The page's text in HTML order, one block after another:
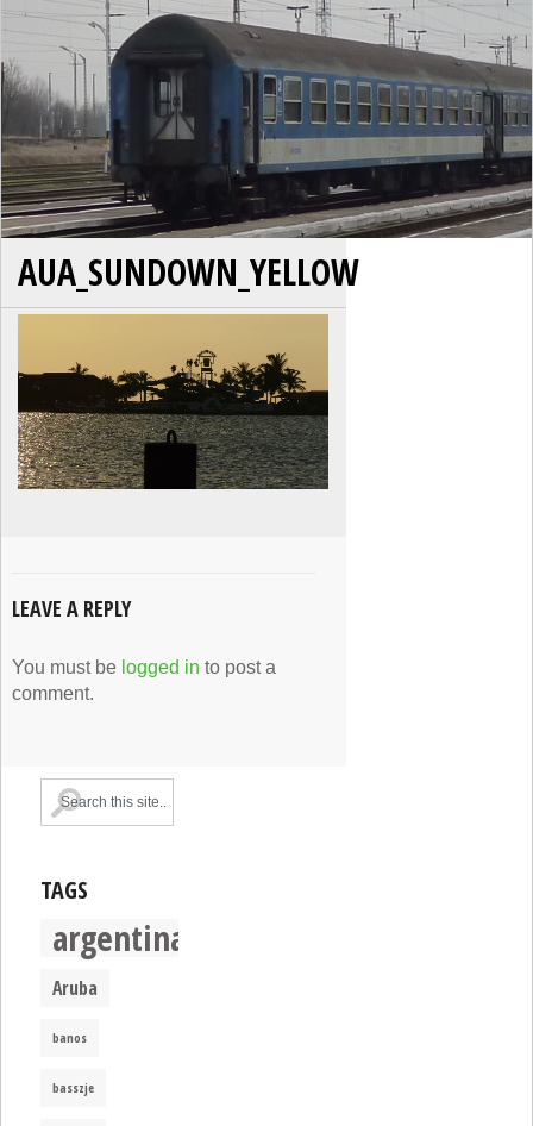
AUA_SUNDOWN_YELLOW
LEAVE A REPLY
You must be logged in to post a
comment.
TAGS
argentina
Aruba
banos
basszje